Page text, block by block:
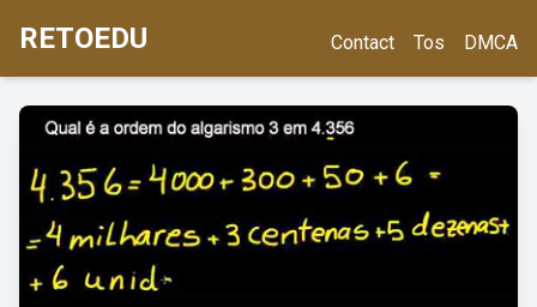
RETOEDU Contact Tos DMCA